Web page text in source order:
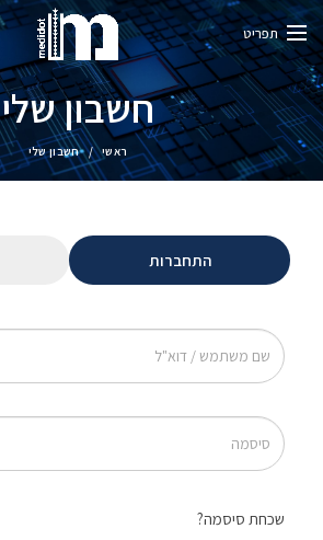
תפריט
חשבון שלי
ראשי חשבון שלי
התחברות
שכחת סיסמה?